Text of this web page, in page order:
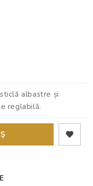
albastre și
reglabilă.